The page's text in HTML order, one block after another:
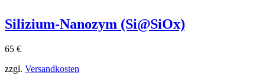
Silizium-Nanozym (Si@SiOx)
65 €
zzgl. Versandkosten